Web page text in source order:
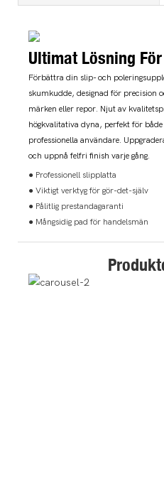
Ultimat Lösning
Förbättra din slip- och
skumkudde, designad för precision
märken eller repor. Njut av
högkvalitativa dyna, perfekt för
professionella användare.
och uppnå felfri finish varje gång.
● Professionell slipplatta
● Viktigt verktyg för gör-det-själv
● Pålitlig prestandagaranti
● Mångsidig pad för handelsmän